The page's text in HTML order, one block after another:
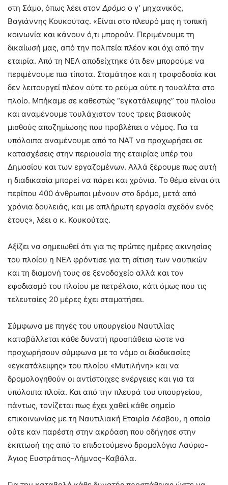
στη Σάμο, όπως λέει στον Δρόμο ο γ’ μηχανικός,
Βαγιάννης Κουκούτας. «Είναι στο πλευρό μας η τοπική
κοινωνία και κάνουν ό,τι μπορούν. Περιμένουμε τη
δικαίωσή μας, από την πολιτεία πλέον και όχι από την
εταιρία. Από τη ΝΕΛ αποδείχτηκε ότι δεν μπορούμε να
περιμένουμε πια τίποτα. Σταμάτησε και η τροφοδοσία και
δεν λειτουργεί πλέον ούτε το ρεύμα ούτε η τουαλέτα στο
πλοίο. Μπήκαμε σε καθεστώς “εγκατάλειψης” του πλοίου
και αναμένουμε τουλάχιστον τους τρεις βασικούς
μισθούς αποζημίωσης που προβλέπει ο νόμος. Για τα
υπόλοιπα αναμένουμε από το ΝΑΤ να προχωρήσει σε
κατασχέσεις στην περιουσία της εταιρίας υπέρ του
Δημοσίου και των εργαζομένων. Αλλά ξέρουμε πως αυτή
η διαδικασία μπορεί να πάρει και χρόνια. Το θέμα είναι ότι
περίπου 400 άνθρωποι μένουν στο δρόμο, μετά από
χρόνια δουλειάς, και με απλήρωτη εργασία σχεδόν ενός
έτους», λέει ο κ. Κουκούτας.
Αξίζει να σημειωθεί ότι για τις πρώτες ημέρες ακινησίας
του πλοίου η ΝΕΛ φρόντισε για τη σίτιση των ναυτικών
και τη διαμονή τους σε ξενοδοχείο αλλά και τον
εφοδιασμό του πλοίου με πετρέλαιο, κάτι όμως που τις
τελευταίες 20 μέρες έχει σταματήσει.
Σύμφωνα με πηγές του υπουργείου Ναυτιλίας
καταβάλλεται κάθε δυνατή προσπάθεια ώστε να
προχωρήσουν σύμφωνα με το νόμο οι διαδικασίες
«εγκατάλειψης» του πλοίου «Μυτιλήνη» και να
δρομολογηθούν οι αντίστοιχες ενέργειες και για τα
υπόλοιπα πλοία. Και από την πλευρά του υπουργείου,
πάντως, τονίζεται πως έχει χαθεί κάθε σημείο
επικοινωνίας με τη Ναυτιλιακή Εταιρία Λέσβου, η οποία
ούτε καν παρέστη στην ακρόαση που οδήγησε στην
έκπτωσή της από το επιδοτούμενο δρομολόγιο Λαύριο-
Άγιος Ευστράτιος-Λήμνος-Καβάλα.